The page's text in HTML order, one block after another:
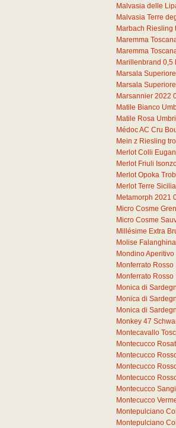
Malvasia delle
Malvasia Terre
Marbach Riesling
Maremma
Maremma
Marillenbrand 0,5
Marsala
Marsala
Marsannier 2022
Matile Bianco
Matile Rosa
Médoc AC Cru
Mein z Riesling
Merlot Colli
Merlot Friuli
Merlot Opoka
Merlot Terre
Metamorph 2021
Micro Cosme
Micro Cosme
Millésime Extra
Molise
Mondino Aperitivo
Monferrato
Monferrato
Monica di
Monica di
Monica di
Monkey 47
Montecavallo
Montecucco
Montecucco
Montecucco
Montecucco
Montecucco
Montecucco
Montepulciano
Montepulciano